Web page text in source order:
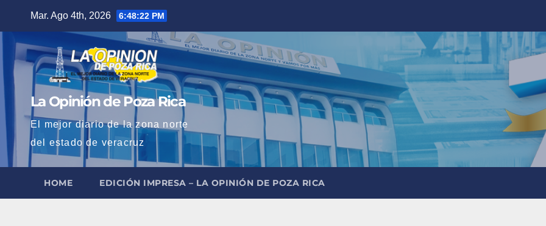
contenido
Mar. Ago 4th, 2026 6:48:23 PM
La Opinión de Poza Rica
El mejor diario de la zona norte
del estado de veracruz
HOME EDICIÓN IMPRESA – LA OPINIÓN DE POZA RICA